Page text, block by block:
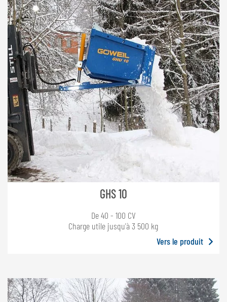
GHS 10
De 40 - 100 CV
Charge utile jusqu'à 3 500 kg
Vers le produit